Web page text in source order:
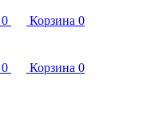
0 Корзина 0
0 Корзина 0